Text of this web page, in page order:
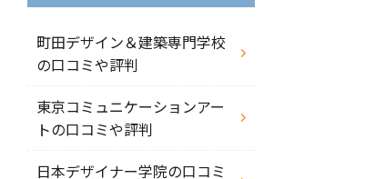
町田デザイン＆建築専門学校
の口コミや評判
東京コミュニケーションアー
トの口コミや評判
日本デザイナー学院の口コミ